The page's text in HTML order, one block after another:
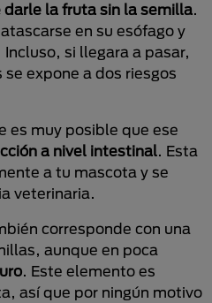
darle la fruta sin la semilla.
en su esófago y
si llegara a pasar,
expone a dos riesgos
es muy posible que ese
a nivel intestinal. Esta
a tu mascota y se
veterinaria.
corresponde con una
aunque en poca
. Este elemento es
así que por ningún motivo